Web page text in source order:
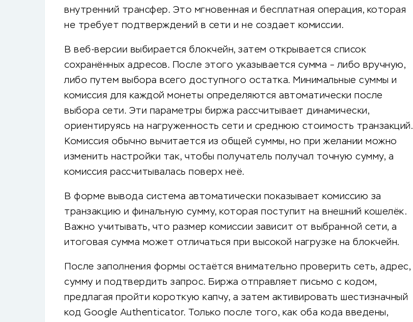
внутренний трансфер. Это мгновенная и бесплатная операция, которая
не требует подтверждений в сети и не создает комиссии.
В веб-версии выбирается блокчейн, затем открывается список
сохранённых адресов. После этого указывается сумма – либо вручную,
либо путем выбора всего доступного остатка. Минимальные суммы и
комиссия для каждой монеты определяются автоматически после
выбора сети. Эти параметры биржа рассчитывает динамически,
ориентируясь на нагруженность сети и среднюю стоимость транзакций.
Комиссия обычно вычитается из общей суммы, но при желании можно
изменить настройки так, чтобы получатель получал точную сумму, а
комиссия рассчитывалась поверх неё.
В форме вывода система автоматически показывает комиссию за
транзакцию и финальную сумму, которая поступит на внешний кошелёк.
Важно учитывать, что размер комиссии зависит от выбранной сети, а
итоговая сумма может отличаться при высокой нагрузке на блокчейн.
После заполнения формы остаётся внимательно проверить сеть, адрес,
сумму и подтвердить запрос. Биржа отправляет письмо с кодом,
предлагая пройти короткую капчу, а затем активировать шестизначный
код Google Authenticator. Только после того, как оба кода введены,